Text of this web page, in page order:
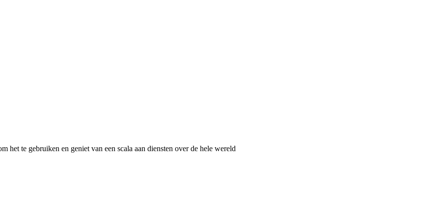
te gebruiken en geniet van een scala aan diensten over de hele wereld